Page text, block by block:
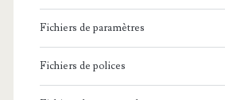
Fichiers de paramètres
Fichiers de polices